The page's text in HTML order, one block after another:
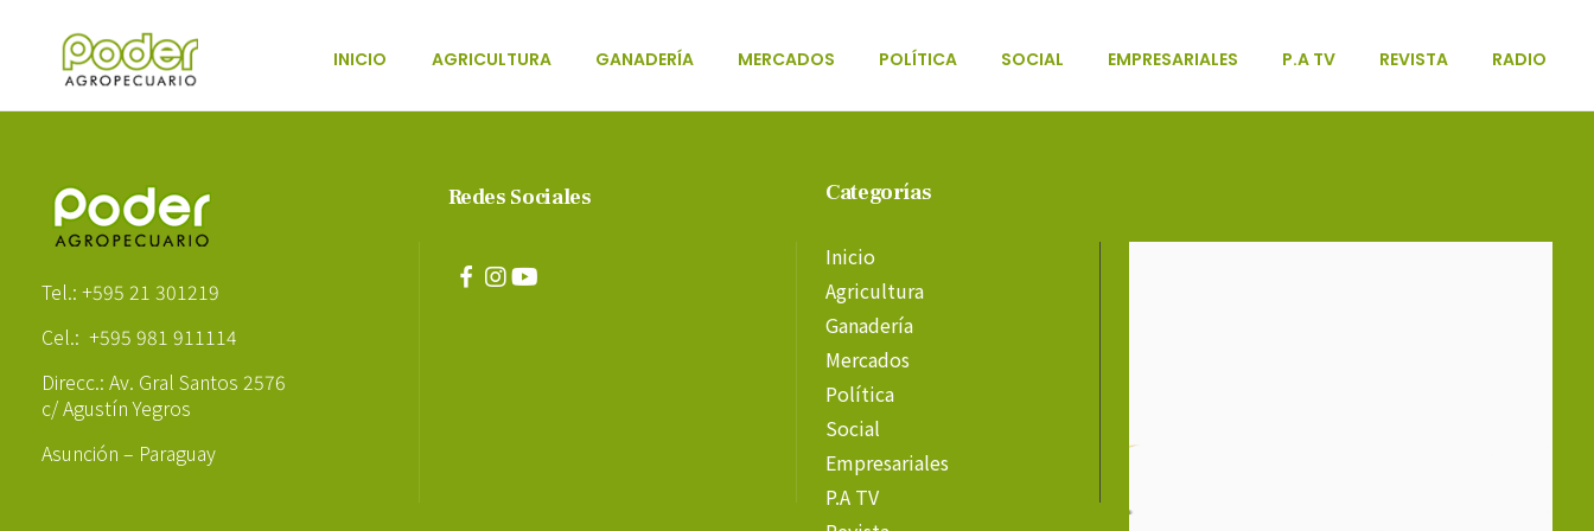
INICIO AGRICULTURA GANADERÍA MERCADOS POLÍTICA SOCIAL EMPRESARIALES P.A TV REVISTA RADIO
Tel.: +595 21 301219
Cel.: +595 981 911114
Direcc.: Av. Gral Santos 2576
c/ Agustín Yegros
Asunción – Paraguay
Redes Sociales Categorías
Inicio
Agricultura
Ganadería
Mercados
Política
Social
Empresariales
P.A TV